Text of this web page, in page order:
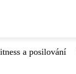
a posilování